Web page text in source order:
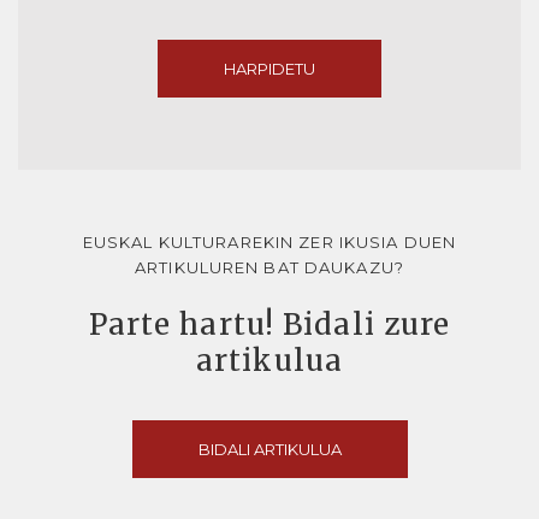
HARPIDETU
EUSKAL KULTURAREKIN ZER IKUSIA DUEN
ARTIKULUREN BAT DAUKAZU?
Parte hartu! Bidali zure
artikulua
BIDALI ARTIKULUA